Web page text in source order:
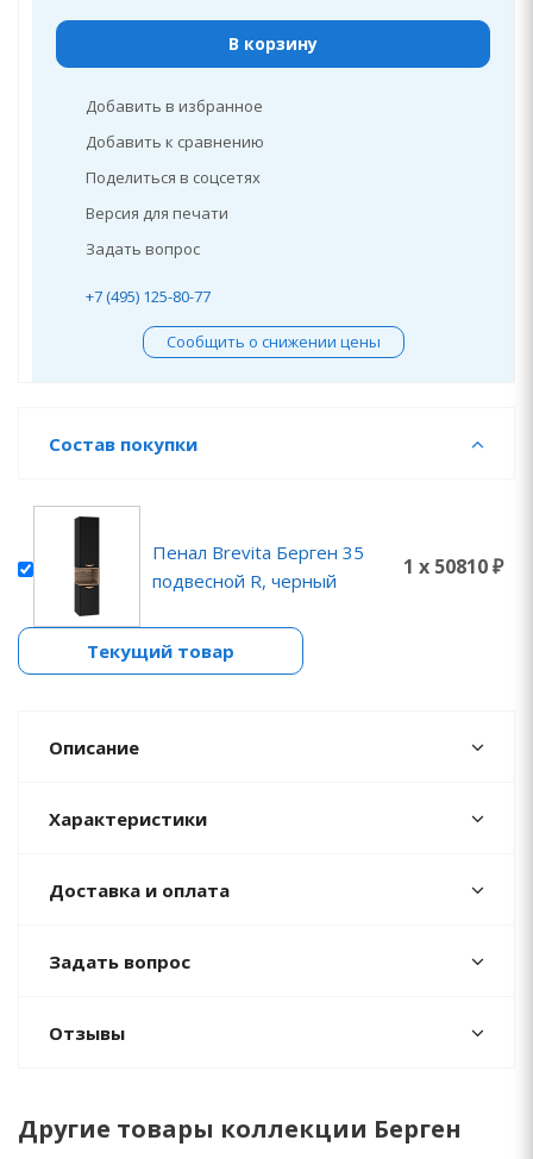
В корзину
Добавить в избранное
Добавить к сравнению
Поделиться в соцсетях
Версия для печати
Задать вопрос
+7 (495) 125-80-77
Сообщить о снижении цены
Состав покупки
Пенал Brevita Берген 35
подвесной R, черный
1 x 50810 ₽
Текущий товар
Описание
Характеристики
Доставка и оплата
Задать вопрос
Отзывы
Другие товары коллекции Берген